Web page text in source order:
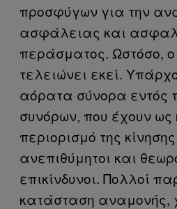
προσφύγων για την
ασφάλειας και
περάσματος. Ωστόσο,
τελειώνει εκεί.
αόρατα σύνορα εντός
συνόρων, που έχουν ως
περιορισμό της
ανεπιθύμητοι και
επικίνδυνοι. Πολλοί
κατάσταση αναμονής,